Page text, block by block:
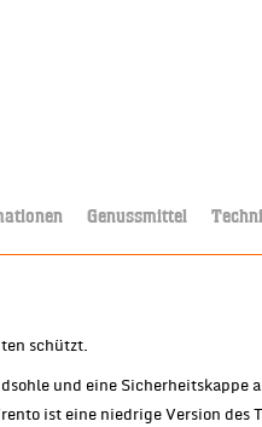
Genussmittel
schützt.
und eine Sicherheitskappe
ist eine niedrige Version des